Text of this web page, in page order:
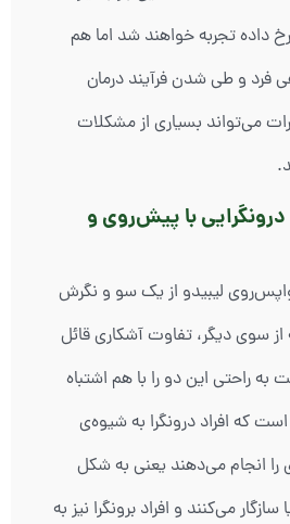
رخ داده تجربه خواهند شد اما هم
فرد و طی شدن فرآیند درمان
می‌تواند بسیاری از مشکلات
درونگرایی با پیش‌روی و
لیبیدو از یک سو و نگرش
از سوی دیگر، تفاوت آشکاری قائل
به راحتی این دو را با هم اشتباه
که افراد درونگرا به شیوه‌ی
انجام می‌دهند یعنی به شکل
سازگار می‌کنند و افراد برونگرا نیز به